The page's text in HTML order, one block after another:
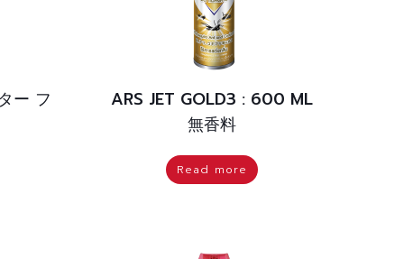
ー フ
ARS JET GOLD3 : 600 ML
無香料
Read more